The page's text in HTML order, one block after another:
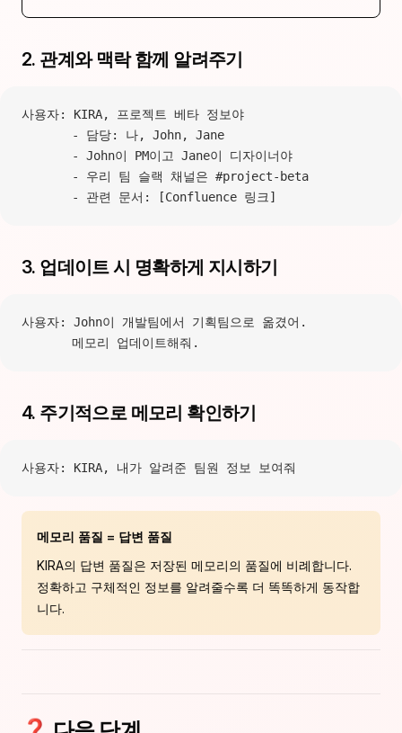
2. 관계와 맥락 함께 알려주기
사용자: KIRA, 프로젝트 베타 정보야
       - 담당: 나, John, Jane
       - John이 PM이고 Jane이 디자이너야
       - 우리 팀 슬랙 채널은 #project-beta
       - 관련 문서: [Confluence 링크]
3. 업데이트 시 명확하게 지시하기
사용자: John이 개발팀에서 기획팀으로 옮겼어.
       메모리 업데이트해줘.
4. 주기적으로 메모리 확인하기
사용자: KIRA, 내가 알려준 팀원 정보 보여줘
메모리 품질 = 답변 품질
KIRA의 답변 품질은 저장된 메모리의 품질에 비례합니다.
정확하고 구체적인 정보를 알려줄수록 더 똑똑하게 동작합
니다.